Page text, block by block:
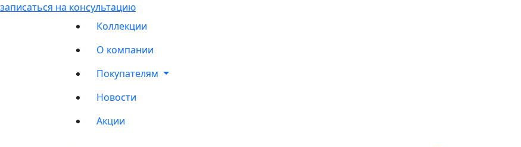
записаться на консультацию
Коллекции
О компании
Покупателям
Новости
Акции